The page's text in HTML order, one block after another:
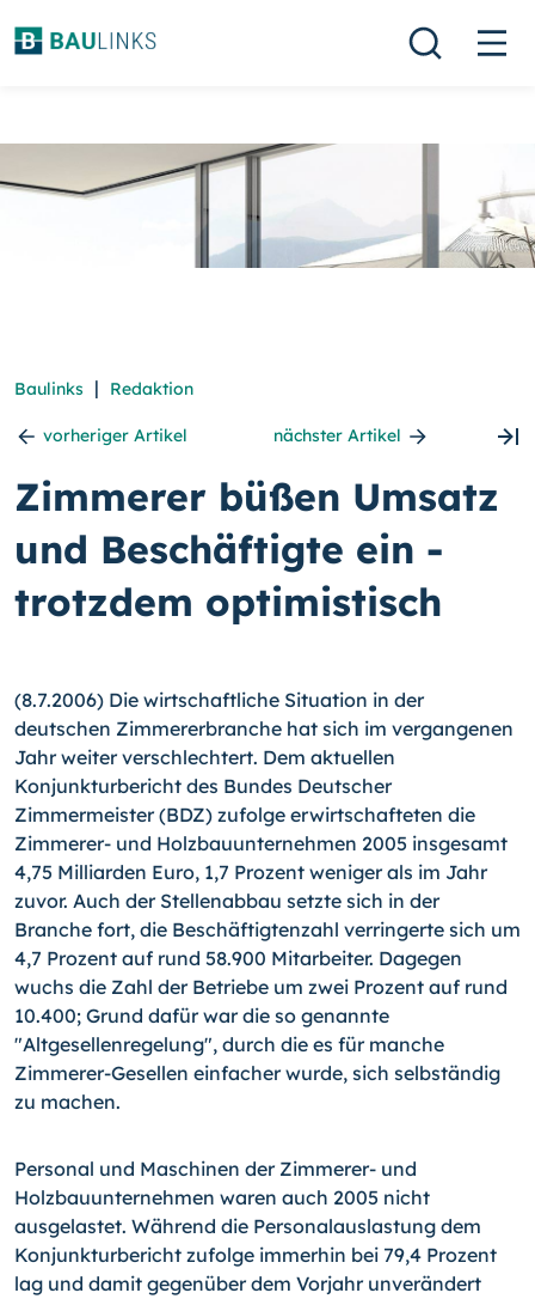
Baulinks | Redaktion
vorheriger Artikel nächster Artikel
Zimmerer büßen Umsatz
und Beschäftigte ein -
trotzdem optimistisch
(8.7.2006) Die wirtschaftliche Situation in der
deutschen Zimmererbranche hat sich im vergangenen
Jahr weiter verschlechtert. Dem aktuellen
Konjunkturbericht des Bundes Deutscher
Zimmermeister (BDZ) zufolge erwirtschafteten die
Zimmerer- und Holzbauunternehmen 2005 insgesamt
4,75 Milliarden Euro, 1,7 Prozent weniger als im Jahr
zuvor. Auch der Stellenabbau setzte sich in der
Branche fort, die Beschäftigtenzahl verringerte sich um
4,7 Prozent auf rund 58.900 Mitarbeiter. Dagegen
wuchs die Zahl der Betriebe um zwei Prozent auf rund
10.400; Grund dafür war die so genannte
"Altgesellenregelung", durch die es für manche
Zimmerer-Gesellen einfacher wurde, sich selbständig
zu machen.
Personal und Maschinen der Zimmerer- und
Holzbauunternehmen waren auch 2005 nicht
ausgelastet. Während die Personalauslastung dem
Konjunkturbericht zufolge immerhin bei 79,4 Prozent
lag und damit gegenüber dem Vorjahr unverändert